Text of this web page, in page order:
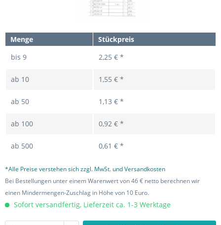
Menge
Stückpreis
bis 9 2,25 € *
ab 10 1,55 € *
ab 50 1,13 € *
ab 100 0,92 € *
ab 500 0,61 € *
*Alle Preise verstehen sich zzgl. MwSt. und Versandkosten
Bei Bestellungen unter einem Warenwert von 46 € netto berechnen wir
einen Mindermengen-Zuschlag in Höhe von 10 Euro.
Sofort versandfertig, Lieferzeit ca. 1-3 Werktage